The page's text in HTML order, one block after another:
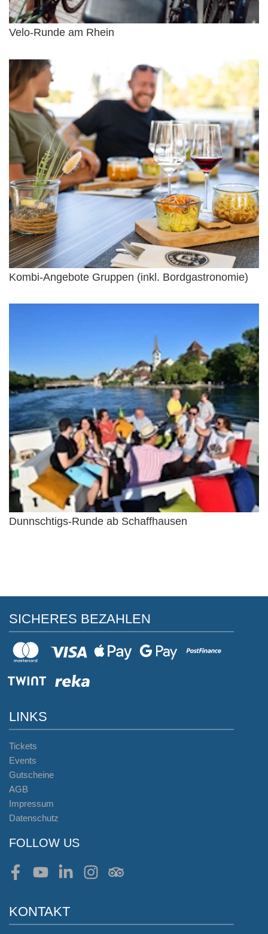
Velo-Runde am Rhein
Kombi-Angebote Gruppen (inkl. Bordgastronomie)
Dunnschtigs-Runde ab Schaffhausen
SICHERES BEZAHLEN
LINKS
Tickets
Events
Gutscheine
AGB
Impressum
Datenschutz
FOLLOW US
FacebookYoutubeLinkedInInstagramTripadvisor
KONTAKT